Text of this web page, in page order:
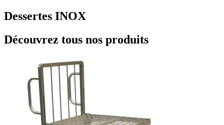
Dessertes INOX
Découvrez tous nos produits